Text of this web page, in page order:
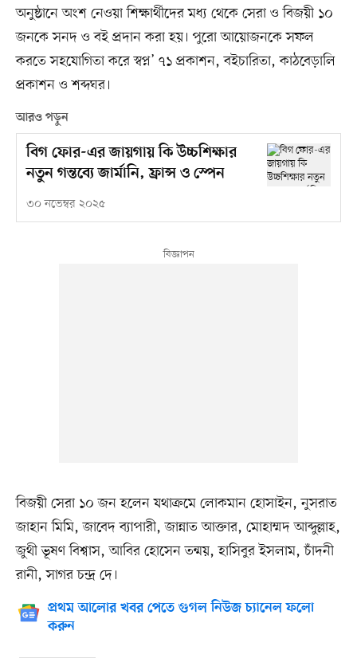
অনুষ্ঠানে অংশ নেওয়া শিক্ষার্থীদের মধ্য থেকে সেরা ও বিজয়ী ১০
জনকে সনদ ও বই প্রদান করা হয়। পুরো আয়োজনকে সফল
করতে সহযোগিতা করে স্বপ্ন’ ৭১ প্রকাশন, বইচারিতা, কাঠবেড়ালি
প্রকাশন ও শব্দঘর।
আরও পড়ুন
বিগ ফোর-এর জায়গায় কি উচ্চশিক্ষার
নতুন গন্তব্যে জার্মানি, ফ্রান্স ও স্পেন
৩০ নভেম্বর ২০২৫
বিজয়ী সেরা ১০ জন হলেন যথাক্রমে লোকমান হোসাইন, নুসরাত
জাহান মিমি, জাবেদ ব্যাপারী, জান্নাত আক্তার, মোহাম্মদ আব্দুল্লাহ,
জুথী ভূষণ বিশ্বাস, আবির হোসেন তন্ময়, হাসিবুর ইসলাম, চাঁদনী
রানী, সাগর চন্দ্র দে।
প্রথম আলোর খবর পেতে গুগল নিউজ চ্যানেল ফলো
করুন